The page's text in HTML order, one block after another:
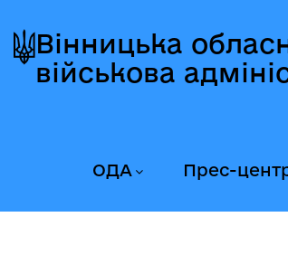
до
головного
до
головного
вмісту
до
головного
колонтитула
Вінницька
військова
ОДА Прес-